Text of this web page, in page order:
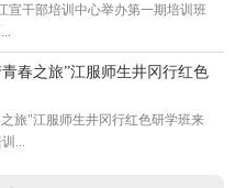
宣干部培训中心举办第一期培训班
春之旅”江服师生井冈行红色
旅"江服师生井冈行红色研学班来
...